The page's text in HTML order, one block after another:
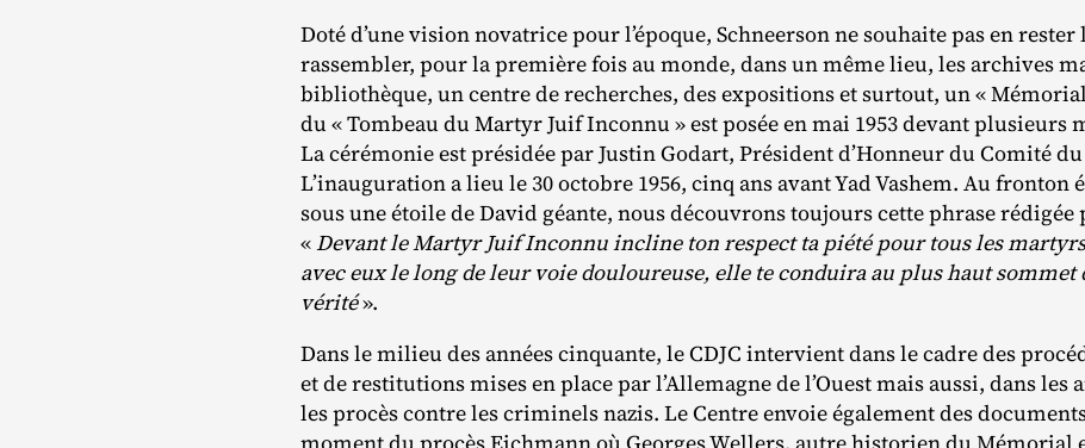
Doté d’une vision novatrice pour l’époque, Schneerson ne souhaite pas en
rassembler, pour la première fois au monde, dans un même lieu, les archives
bibliothèque, un centre de recherches, des expositions et surtout, un «
du « Tombeau du Martyr Juif Inconnu » est posée en mai 1953 devant plusieurs
La cérémonie est présidée par Justin Godart, Président d’Honneur du Comité
L’inauguration a lieu le 30 octobre 1956, cinq ans avant Yad Vashem. Au fronton
sous une étoile de David géante, nous découvrons toujours cette phrase rédigée
«Devant le Martyr Juif Inconnu incline ton respect ta piété pour tous les
avec eux le long de leur voie douloureuse, elle te conduira au plus haut sommet
vérité».
Dans le milieu des années cinquante, le CDJC intervient dans le cadre des
et de restitutions mises en place par l’Allemagne de l’Ouest mais aussi, dans les
les procès contre les criminels nazis. Le Centre envoie également des